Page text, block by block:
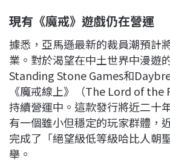
現有《魔戒》遊戲仍在營運
據悉，亞馬遜最新的裁員潮預計
業。對於渴望在中土世界中漫遊
Standing Stone Games和
《魔戒線上》（The Lord of the
持續營運中。這款發行將近二十
有一個雖小但穩定的玩家群體，
完成了「絕望級低等級哈比人朝
舉。